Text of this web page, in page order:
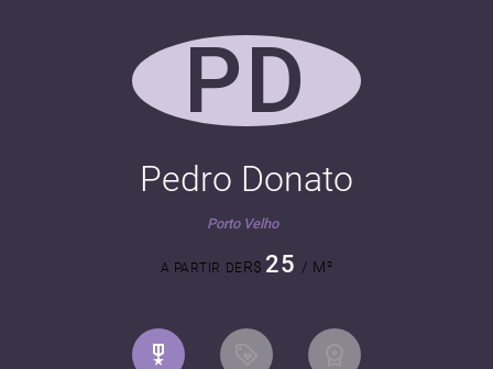
PD
Pedro Donato
Porto Velho
A PARTIR DER$ 25 / M²